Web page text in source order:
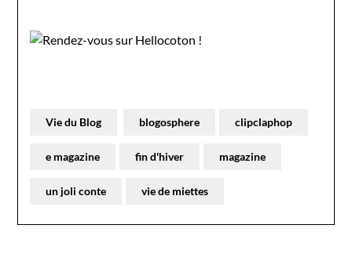
Vie du Blog blogosphere clipclaphop
e magazine fin d'hiver magazine
un joli conte vie de miettes